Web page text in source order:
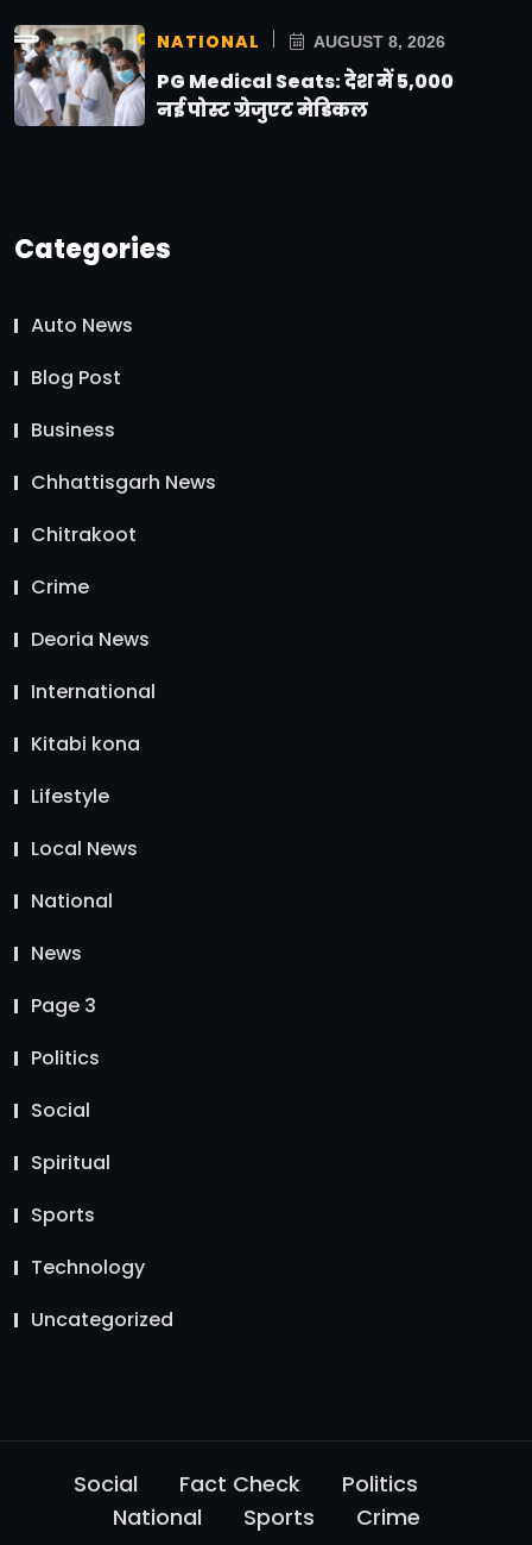
NATIONAL AUGUST 8, 2026
PG Medical Seats: देश में 5,000
नई पोस्ट ग्रेजुएट मेडिकल
Categories
Auto News
Blog Post
Business
Chhattisgarh News
Chitrakoot
Crime
Deoria News
International
Kitabi kona
Lifestyle
Local News
National
News
Page 3
Politics
Social
Spiritual
Sports
Technology
Uncategorized
Social Fact Check
Politics
National
Sports Crime